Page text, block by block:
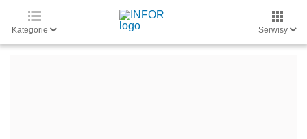
Kategorie Serwisy